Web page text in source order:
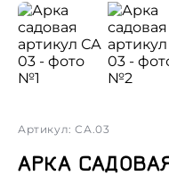
Артикул: СА.03
АРКА